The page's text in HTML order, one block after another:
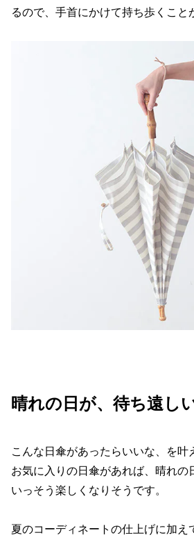
るので、手首にかけて持ち歩くこと
晴れの日が、待ち遠しい
こんな日傘があったらいいな、を叶
お気に入りの日傘があれば、晴れの
いっそう楽しくなりそうです。
夏のコーディネートの仕上げに加え